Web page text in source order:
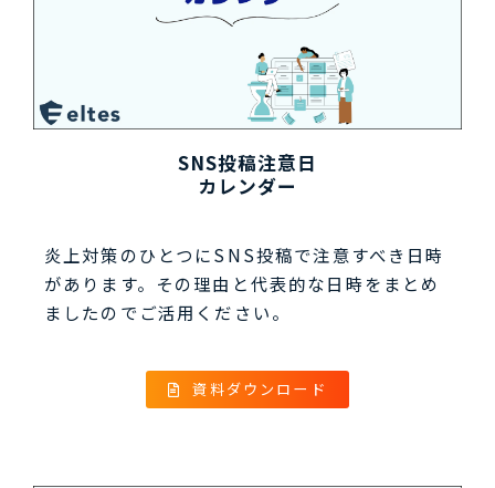
SNS投稿注意日
カレンダー
炎上対策のひとつにSNS投稿で注意すべき日時
があります。その理由と代表的な日時をまとめ
ましたのでご活用ください。
資料ダウンロード